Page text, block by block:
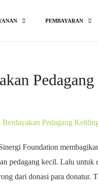
PEMBAYARAN
Foundation
pedagang kecil. Lalu untuk
dari donasi para donatur.